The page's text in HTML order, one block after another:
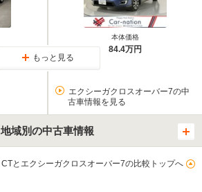
本体価格
84.4万円
もっと見る
エクシーガクロスオーバー7の中
古車情報を見る
地域別の中古車情報
CTとエクシーガクロスオーバー7の比較トップへ